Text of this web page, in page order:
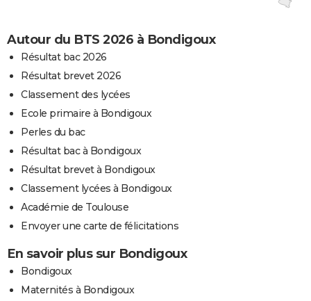
Autour du BTS 2026 à Bondigoux
Résultat bac 2026
Résultat brevet 2026
Classement des lycées
Ecole primaire à Bondigoux
Perles du bac
Résultat bac à Bondigoux
Résultat brevet à Bondigoux
Classement lycées à Bondigoux
Académie de Toulouse
Envoyer une carte de félicitations
En savoir plus sur Bondigoux
Bondigoux
Maternités à Bondigoux